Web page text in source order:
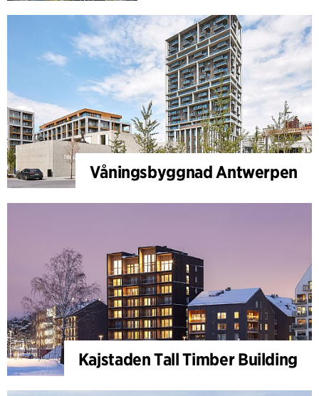
Våningsbyggnad Antwerpen
Kajstaden Tall Timber Building